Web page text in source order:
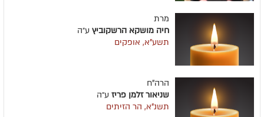
מרת
חיה מושקא הרשקוביץ ע״ה
תשע"א, אופקים
הרה"ח
שניאור זלמן פריז ע״ה
תשנ"א, הר הזיתים